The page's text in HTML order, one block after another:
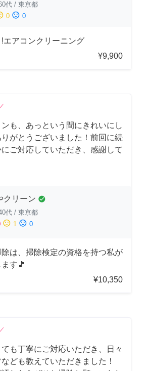
代 / 東京都
0 sentiment_dissatisfied 0
エアコンクリーニング
¥9,900
も、あっという間にきれいにし
がとうございました！前回に続
ご対応していただき、感謝して
クリーン check_circle
代 / 東京都
sentiment_neutral 1 sentiment_dissatisfied 0
は、掃除検定の資格を持つ私が
す🎵
¥10,350
も丁寧にご対応いただき、日々
ども教えていただきました！